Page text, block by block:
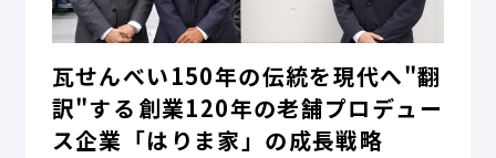
瓦せんべい150年の伝統を現代へ"翻
訳"する――創業120年の老舗プロデュー
ス企業「はりま家」の成長戦略